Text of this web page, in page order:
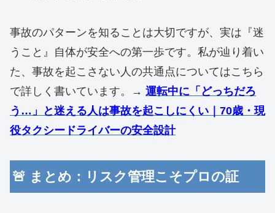
事故のパターンを知ることは大切ですが、実は『迷
うこと』自体が安全への第一歩です。私が辿り着い
た、事故を起こさない人の共通点についてはこちら
で詳しく書いています。→ 運転中に「どっちだろ
う…」と迷える人は事故を起こしにくい｜70歳・現
役タクシードライバーの安全設計
🚨 まとめ：リスク管理こそプロの証